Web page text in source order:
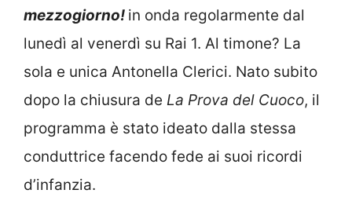
mezzogiorno! in onda regolarmente dal
lunedì al venerdì su Rai 1. Al timone? La
sola e unica Antonella Clerici. Nato subito
dopo la chiusura de La Prova del Cuoco, il
programma è stato ideato dalla stessa
conduttrice facendo fede ai suoi ricordi
d’infanzia.